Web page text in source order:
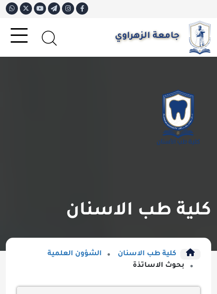
جامعة الزهراوي
كلية طب الاسنان
كلية طب الاسنان
الشؤون العلمية
بحوث الاساتذة